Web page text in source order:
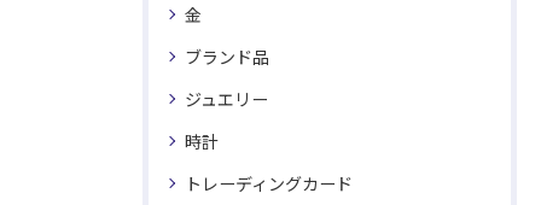
金
ブランド品
ジュエリー
時計
トレーディングカード